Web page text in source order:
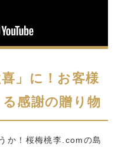
喜」に！お客様
感謝の贈り物
か！桜梅桃李.comの島